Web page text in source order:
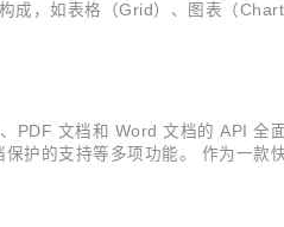
，如表格（Grid）、图表（
文档和 Word 文档的 API 全
护的支持等多项功能。 作为一款